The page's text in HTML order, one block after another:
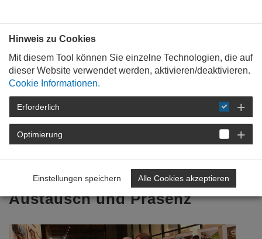
STARTSEITE
DETAIL
Mehr Zusammenarbeit,
Austausch und Präsenz
Hinweis zu Cookies
Mit diesem Tool können Sie einzelne Technologien, die auf
dieser Website verwendet werden, aktivieren/deaktivieren.
Cookie Informationen.
Erforderlich
Optimierung
Einstellungen speichern Alle Cookies akzeptieren